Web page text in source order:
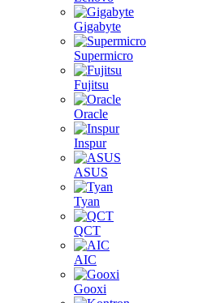
Gigabyte
Supermicro
Fujitsu
Oracle
Inspur
ASUS
Tyan
QCT
AIC
Gooxi